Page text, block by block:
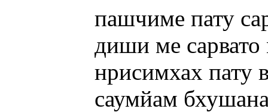
пашчиме пату
диши ме сарвато
нрисимхах пату
саумйам